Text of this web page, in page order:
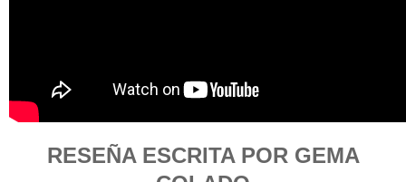
RESEÑA ESCRITA POR GEMA